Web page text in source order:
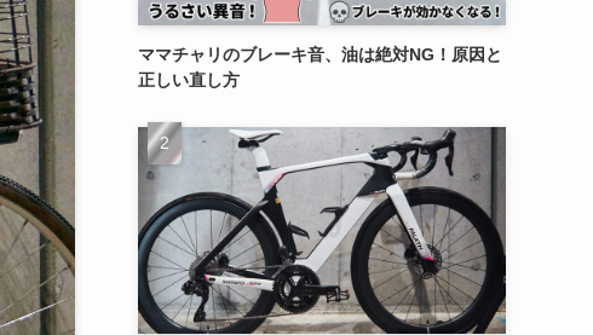
ママチャリのブレーキ音、油は絶対NG！原因と
正しい直し方